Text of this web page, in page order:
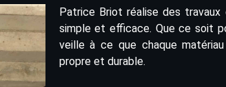
Patrice Briot réalise des
simple et efficace. Que ce soit
veille à ce que chaque
propre et durable.